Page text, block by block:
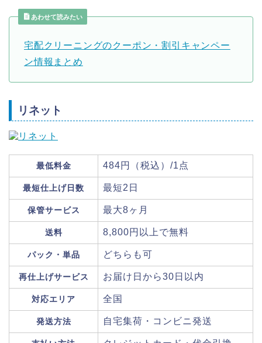
あわせて読みたい
宅配クリーニングのクーポン・割引キャンペー
ン情報まとめ
リネット
最低料金 484円（税込）/1点
最短仕上げ日数 最短2日
保管サービス 最大8ヶ月
送料 8,800円以上で無料
パック・単品 どちらも可
再仕上げサービス お届け日から30日以内
対応エリア 全国
発送方法 自宅集荷・コンビニ発送